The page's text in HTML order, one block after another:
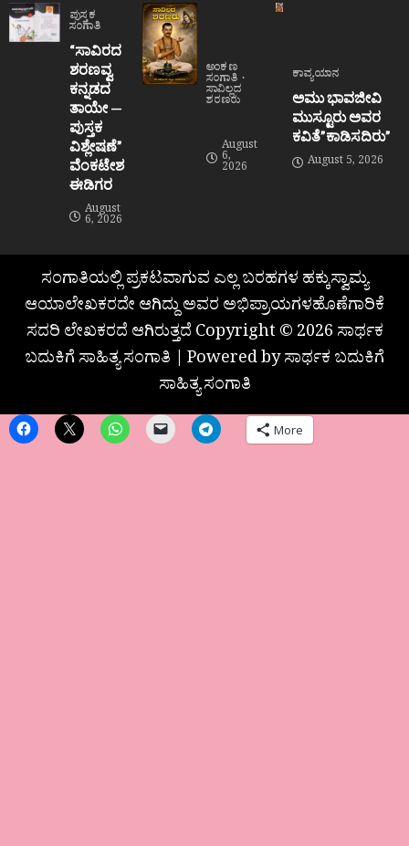
ಪುಸ್ತಕ
ಸಂಗಾತಿ
“ಸಾವಿರದ
ಶರಣವ್ವ
ಕನ್ನಡದ
ತಾಯೇ —
ಪುಸ್ತಕ
ವಿಶ್ಲೇಷಣೆ”
ವೆಂಕಟೇಶ
ಈಡಿಗರ
August
6, 2026
ಅಂಕಣ
ಸಂಗಾತಿ
ಸಾವಿಲ್ಲದ
ಶರಣರು
August
6,
2026
ಕಾವ್ಯಯಾನ
ಅಮು ಭಾವಜೀವಿ
ಮುಸ್ಟೂರು ಅವರ
ಕವಿತೆ”ಕಾಡಿಸದಿರು”
August 5, 2026
ಸಂಗಾತಿಯಲ್ಲಿ ಪ್ರಕಟವಾಗುವ ಎಲ್ಲ ಬರಹಗಳ ಹಕ್ಕುಸ್ವಾಮ್ಯ
ಆಯಾಲೇಖಕರದೇ ಆಗಿದ್ದು ಅವರ ಅಭಿಪ್ರಾಯಗಳಹೊಣೆಗಾರಿಕೆ
ಸದರಿ ಲೇಖಕರದೆ ಆಗಿರುತ್ತದೆ Copyright © 2026 ಸಾರ್ಥಕ
ಬದುಕಿಗೆ ಸಾಹಿತ್ಯ ಸಂಗಾತಿ | Powered by ಸಾರ್ಥಕ ಬದುಕಿಗೆ
ಸಾಹಿತ್ಯ ಸಂಗಾತಿ
More